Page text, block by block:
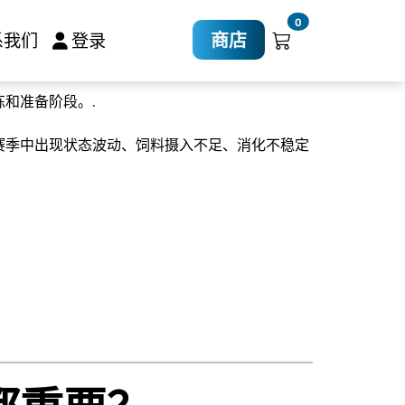
们 登录 商店
0
和比赛准备期
准备阶段。.
中出现状态波动、饲料摄入不足、消化不稳定